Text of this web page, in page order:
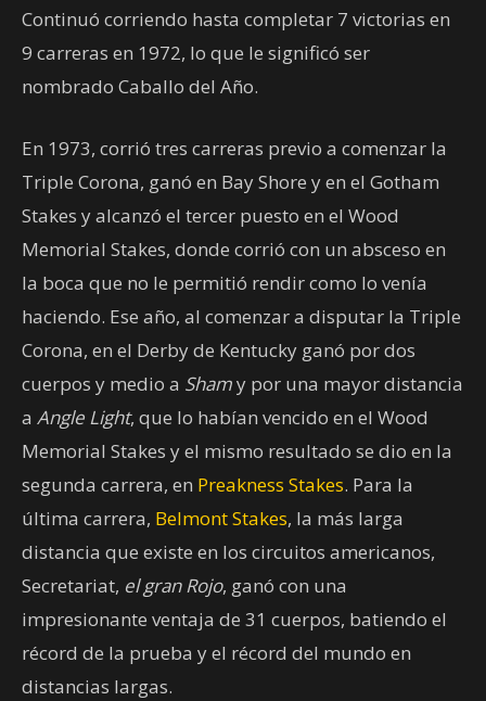
Continuó corriendo hasta completar 7 victorias en
9 carreras en 1972, lo que le significó ser
nombrado Caballo del Año.
En 1973, corrió tres carreras previo a comenzar la
Triple Corona, ganó en Bay Shore y en el Gotham
Stakes y alcanzó el tercer puesto en el Wood
Memorial Stakes, donde corrió con un absceso en
la boca que no le permitió rendir como lo venía
haciendo. Ese año, al comenzar a disputar la Triple
Corona, en el Derby de Kentucky ganó por dos
cuerpos y medio a Shamy por una mayor distancia
a Angle Light, que lo habían vencido en el Wood
Memorial Stakes y el mismo resultado se dio en la
segunda carrera, en Preakness Stakes. Para la
última carrera, Belmont Stakes, la más larga
distancia que existe en los circuitos americanos,
Secretariat, el gran Rojo, ganó con una
impresionante ventaja de 31 cuerpos, batiendo el
récord de la prueba y el récord del mundo en
distancias largas.